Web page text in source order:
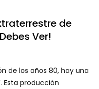
de
Ver!
de los años 80, hay una
Esta producción